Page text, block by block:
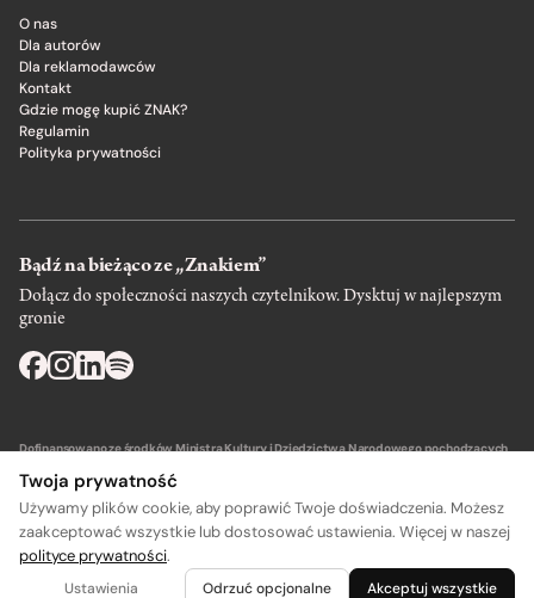
O nas
Dla autorów
Dla reklamodawców
Kontakt
Gdzie mogę kupić ZNAK?
Regulamin
Polityka prywatności
Bądź na bieżąco ze „Znakiem”
Dołącz do społeczności naszych czytelnikow. Dysktuj w najlepszym
gronie
Dofinansowano ze środków Ministra Kultury i Dziedzictwa Narodowego pochodzących
Wydawca: SIW Znak w Krakowie
Twoja prywatność
Używamy plików cookie, aby poprawić Twoje doświadczenia. Możesz
zaakceptować wszystkie lub dostosować ustawienia. Więcej w naszej
polityce prywatności.
Ustawienia Odrzuć opcjonalne Akceptuj wszystkie